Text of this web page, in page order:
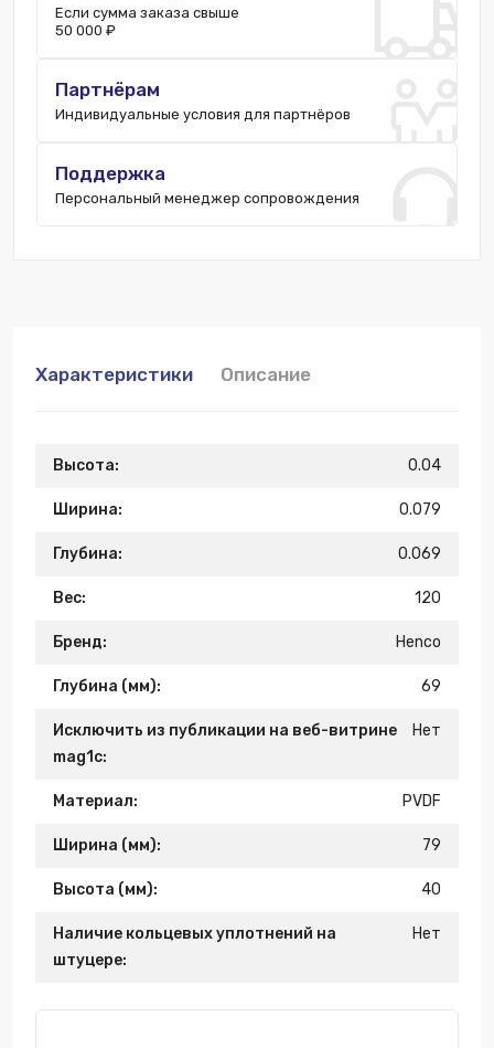
Если сумма заказа свыше
50 000 ₽
Партнёрам
Индивидуальные условия для партнёров
Поддержка
Персональный менеджер сопровождения
Характеристики Описание
Высота: 0.04
Ширина: 0.079
Глубина: 0.069
Вес: 120
Бренд: Henco
Глубина (мм): 69
Исключить из публикации на веб-витрине
mag1c:
Нет
Материал: PVDF
Ширина (мм): 79
Высота (мм): 40
Наличие кольцевых уплотнений на
штуцере:
Нет